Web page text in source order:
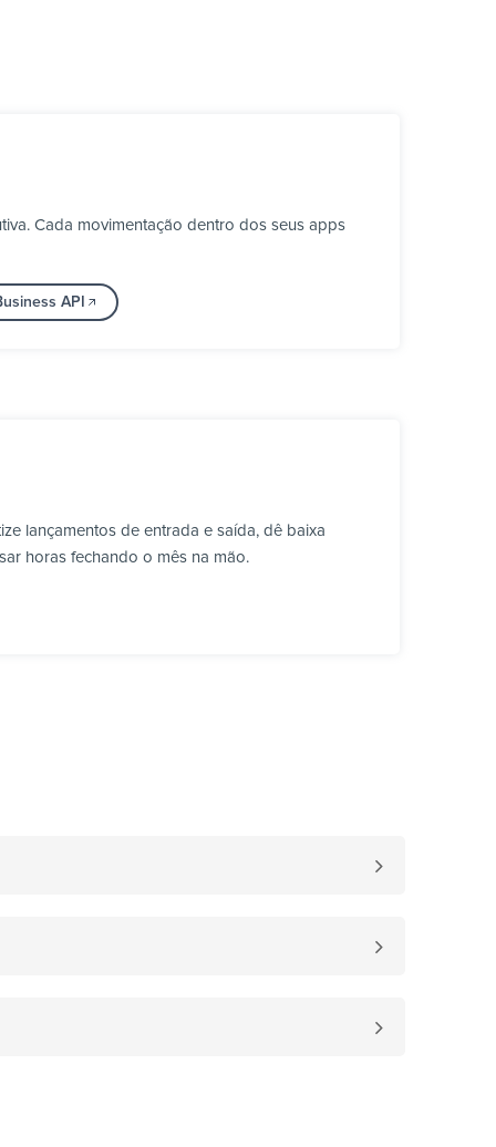
Cada movimentação dentro dos seus apps
API
lançamentos de entrada e saída, dê baixa
horas fechando o mês na mão.